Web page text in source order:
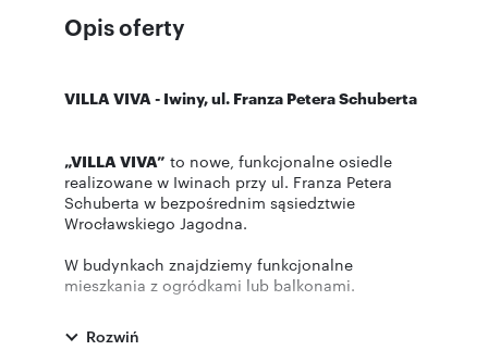
Opis oferty
VILLA VIVA - Iwiny, ul. Franza Petera Schuberta
„VILLA VIVA” to nowe, funkcjonalne osiedle
realizowane w Iwinach przy ul. Franza Petera
Schuberta w bezpośrednim sąsiedztwie
Wrocławskiego Jagodna.
W budynkach znajdziemy funkcjonalne
mieszkania z ogródkami lub balkonami.
komunikację z centrum miasta którą umożliwia
Rozwiń